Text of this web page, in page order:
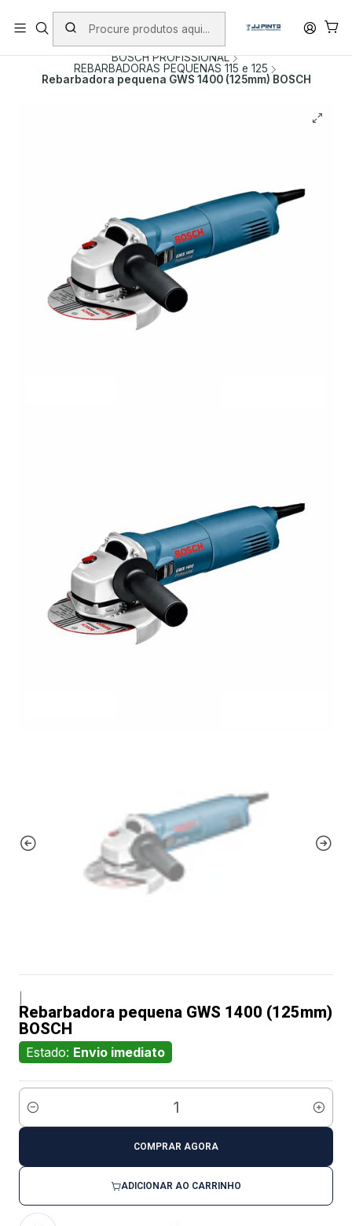
PORTES INCLUÍDOS EM ENCOMENDAS +75€ (excepto ilhas)
Início PRODUTOS
FERRAMENTAS COM FIO
BOSCH PROFISSIONAL
REBARBADORAS PEQUENAS 115 e 125
Rebarbadora pequena GWS 1400 (125mm) BOSCH
Rebarbadora pequena GWS 1400 (125mm)
BOSCH
Estado: Envio imediato
Quantidade
ADICIONAR AO CARRINHO
COMPRAR AGORA